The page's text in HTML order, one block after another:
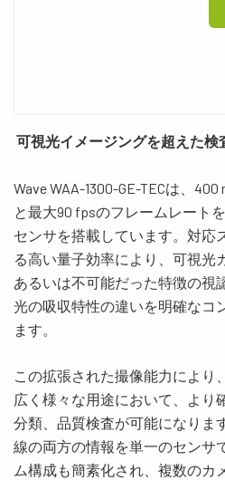
可視光イメージングを超えた検
Wave WAA-1300-GE-TECは、 400
と最大90 fpsのフレームレート
センサを搭載しています。対応
る高い量子効率により、可視光
あるいは不可能だった特徴の視
光の吸収特性の違いを明確なコ
ます。
この拡張された撮像能力により、
広く様々な用途において
、よ
分類、品質検査が可能になりま
線の両方の情報を単一のセンサ
ム構成も簡素化され、複数のカ